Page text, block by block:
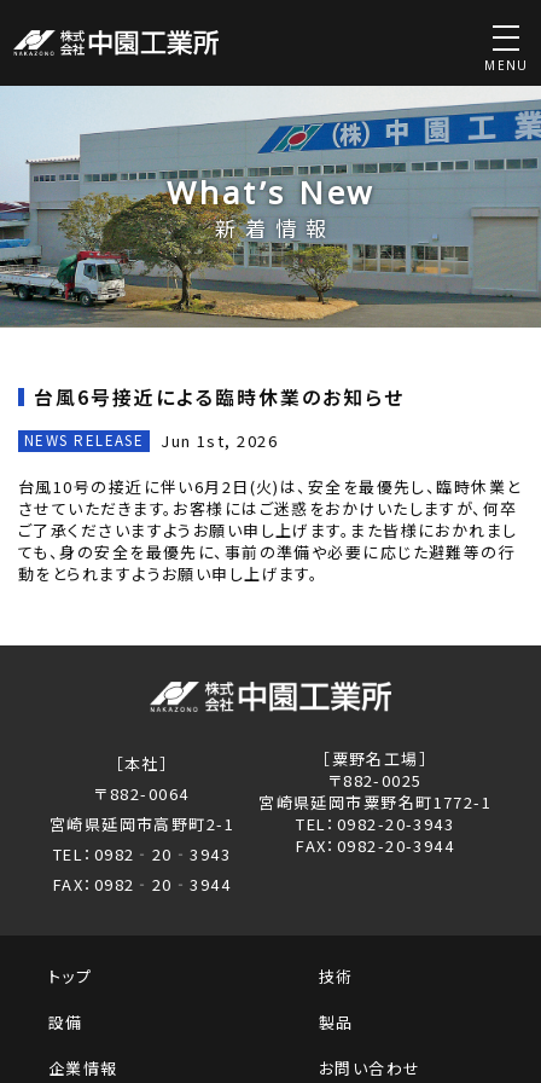
MENU
What’s New
新着情報
台風6号接近による臨時休業のお知らせ
NEWS RELEASE
Jun 1st, 2026
台風10号の接近に伴い6月2日(火)は、安全を最優先し、臨時休業と
させていただきます。お客様にはご迷惑をおかけいたしますが、何卒
ご了承くださいますようお願い申し上げます。また皆様におかれまし
ても、身の安全を最優先に、事前の準備や必要に応じた避難等の行
動をとられますようお願い申し上げます。
［本社］
〒882-0064
宮崎県延岡市高野町2-1
TEL：0982‐20‐3943
FAX：0982‐20‐3944
［粟野名工場］
〒882-0025
宮崎県延岡市粟野名町1772-1
TEL：0982-20-3943
FAX：0982-20-3944
トップ
技術
設備
製品
企業情報
お問い合わせ